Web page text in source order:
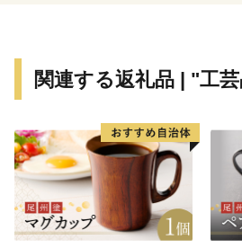
味しいものもたくさん！
返礼品等のお問い合わせはこちら
関連する返礼品 | "工